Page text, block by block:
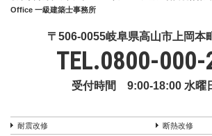
Office 一級建築士事務所
〒506-0055岐阜県高山市上岡本
TEL.0800-000-
受付時間 9:00-18:00 水曜
耐震改修 断熱改修